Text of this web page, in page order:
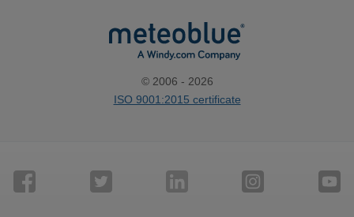
© 2006 - 2026
ISO 9001:2015 certificate